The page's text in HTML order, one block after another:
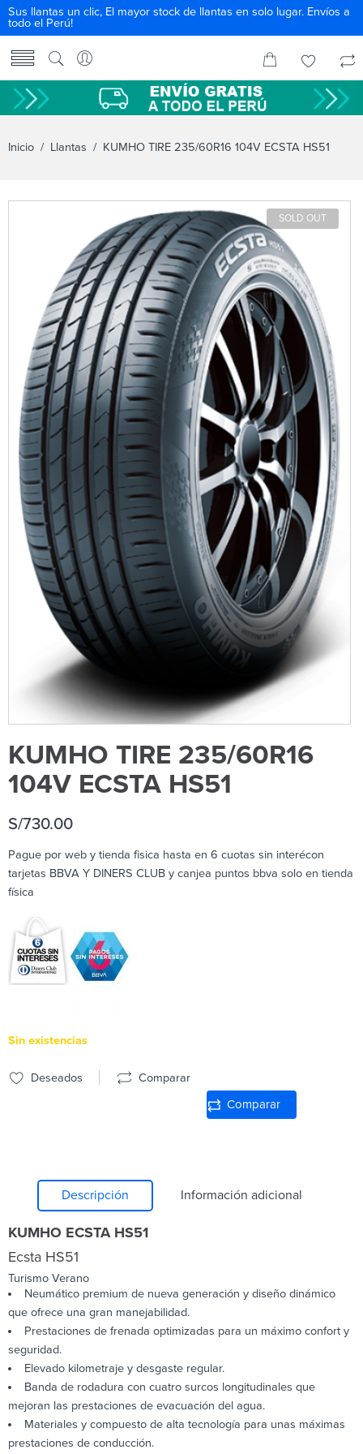
Sus llantas un clic, El mayor stock de llantas en solo lugar. Envíos a
todo el Perú!
Inicio / Llantas / KUMHO TIRE 235/60R16 104V ECSTA HS51
SOLD OUT
KUMHO TIRE 235/60R16
104V ECSTA HS51
S/730.00
Pague por web y tienda fisica hasta en 6 cuotas sin interécon
tarjetas BBVA Y DINERS CLUB y canjea puntos bbva solo en tienda
física
Sin existencias
Deseados Comparar
Comparar
Descripción Información adicional
KUMHO ECSTA HS51
Ecsta HS51
Turismo Verano
Neumático premium de nueva generación y diseño dinámico
que ofrece una gran manejabilidad.
Prestaciones de frenada optimizadas para un máximo confort y
seguridad.
Elevado kilometraje y desgaste regular.
Banda de rodadura con cuatro surcos longitudinales que
mejoran las prestaciones de evacuación del agua.
Materiales y compuesto de alta tecnología para unas máximas
prestaciones de conducción.